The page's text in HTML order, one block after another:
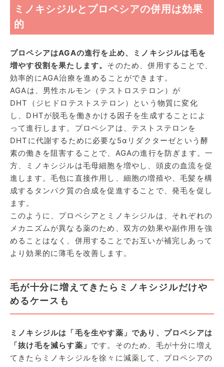
ミノキシジルとプロペシアの併用は効果
的
プロペシアはAGAの進行を止め、ミノキシジルは毛を
増やす役割を果たします。 そのため、併用することで、
効率的にAGA治療を進めることができます。
AGAは、男性ホルモン（テストロステロン）が
DHT（ジヒドロテストステロン）という物質に変化
し、DHTが脱毛を働きかける因子を生成することによ
って進行します。プロペシアは、テストステロンを
DHTに代謝するために必要な5αリダクターゼという酵
素の働きを阻害することで、AGAの進行を防ぎます。一
方、ミノキシジルは毛母細胞を増やし、頭皮の血流を促
進します。毛包に直接作用し、細胞の増殖や、毛髪を構
成するタンパク質の合成を促進することで、発毛を促し
ます。
このように、プロペシアとミノキシジルは、それぞれの
メカニズムが異なる薬のため、双方の効果や副作用を強
めることはなく、併用することでお互いが補完しあって
より効果的に薄毛を改善します。
毛が十分に増えてきたらミノキシジルだけや
めるケースも
ミノキシジルは「毛を生やす薬」であり、プロペシアは
「抜け毛を減らす薬」 です。そのため、毛が十分に増え
てきたらミノキシジルを徐々に減薬して、プロペシアの